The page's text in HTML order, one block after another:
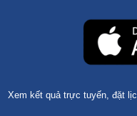
Xem kết quả trực tuyến, đặt